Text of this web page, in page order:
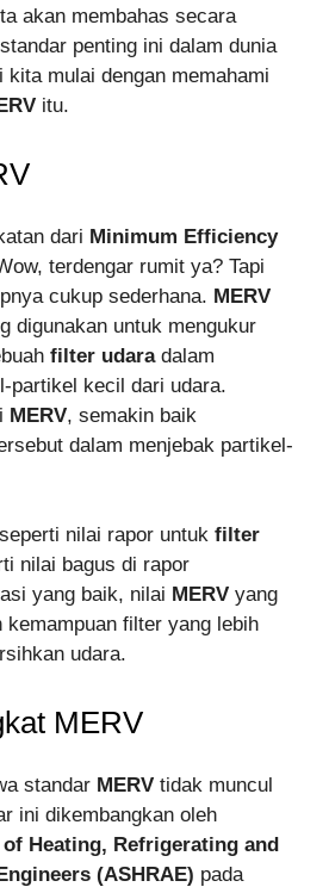
akan membahas secara
penting ini dalam dunia
kita mulai dengan memahami
itu.
dari Minimum Efficiency
terdengar rumit ya? Tapi
cukup sederhana. MERV
digunakan untuk mengukur
filter udaradalam
partikel kecil dari udara.
MERV, semakin baik
dalam menjebak partikel-
seperti nilai rapor untuk filter
nilai bagus di rapor
yang baik, nilai MERV yang
kemampuan filter yang lebih
udara.
MERV
standar MERV tidak muncul
ini dikembangkan oleh
Heating, Refrigerating and
(ASHRAE) pada